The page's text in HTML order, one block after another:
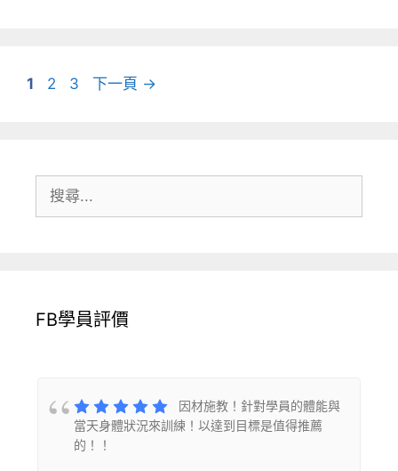
頁
1
頁
2
頁
3 下一頁 →
尋:
FB學員評價
因材施教！針對學員的體能與
當天身體狀況來訓練！以達到目標是值得推薦
的！！